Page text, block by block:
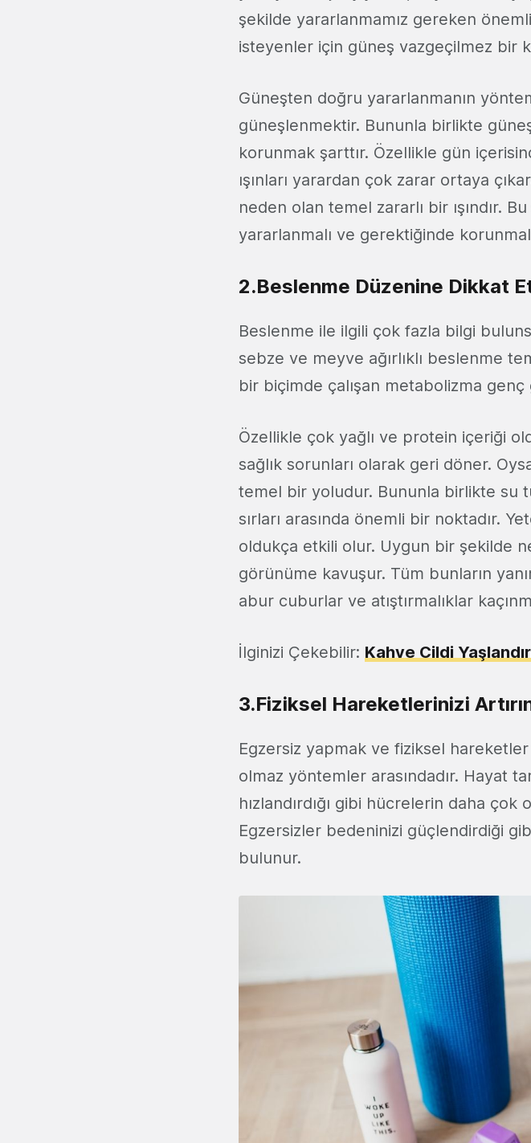
şekilde yararlanmamız gereken
isteyenler için güneş vazgeçilmez bir
Güneşten doğru yararlanmanın
güneşlenmektir. Bununla birlikte
korunmak şarttır. Özellikle gün
ışınları yarardan çok zarar ortaya
neden olan temel zararlı bir ışındır.
yararlanmalı ve gerektiğinde
2.Beslenme Düzenine Dikkat
Beslenme ile ilgili çok fazla bilgi
sebze ve meyve ağırlıklı beslenme
bir biçimde çalışan metabolizma
Özellikle çok yağlı ve protein içeriği
sağlık sorunları olarak geri döner.
temel bir yoludur. Bununla birlikte su
sırları arasında önemli bir noktadır.
oldukça etkili olur. Uygun bir şekilde
görünüme kavuşur. Tüm bunların
abur cuburlar ve atıştırmalıklar
İlginizi Çekebilir: Kahve Cildi
3.Fiziksel Hareketlerinizi
Egzersiz yapmak ve fiziksel
olmaz yöntemler arasındadır. Hayat
hızlandırdığı gibi hücrelerin daha çok
Egzersizler bedeninizi güçlendirdiği
bulunur.